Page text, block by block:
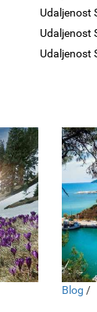
Udaljenost
Udaljenost
Udaljenost
Blog /